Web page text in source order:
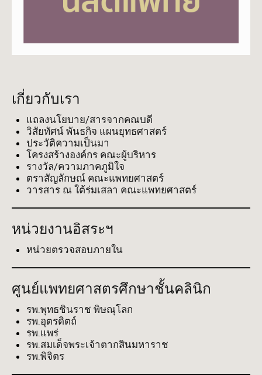
เกี่ยวกับเรา
แถลงนโยบาย/สารจากคณบดี
วิสัยทัศน์ พันธกิจ แผนยุทธศาสตร์
ประวัติความเป็นมา
โครงสร้างองค์กร คณะผู้บริหาร
รางวัล/ความภาคภูมิใจ
ตราสัญลักษณ์ คณะแพทยศาสตร์
วารสาร ณ ใต้ร่มเสลา คณะแพทยศาสตร์
หน่วยงานอิสระฯ
หน่วยตรวจสอบภายใน
ศูนย์แพทยศาสตรศึกษาชั้นคลินิก
รพ.พุทธชินราช พิษณุโลก
รพ.อุตรดิตถ์
รพ.แพร่
รพ.สมเด็จพระเจ้าตากสินมหาราช
รพ.พิจิตร